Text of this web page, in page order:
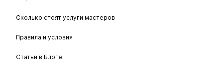
Сколько стоят услуги мастеров
Правила и условия
Статьи в Блоге